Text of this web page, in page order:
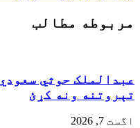
مربوطه مطالب
عبدالملک حوثي
تېروتنه ونه کړئ
اگست 7, 2026